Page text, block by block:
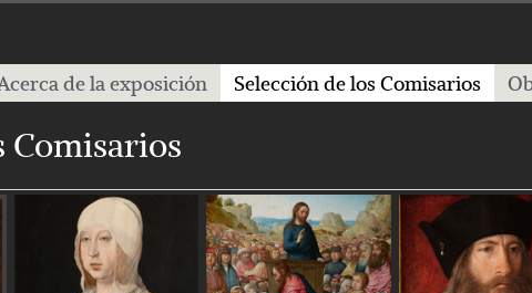
de la exposición Selección de los Comisarios
Comisarios